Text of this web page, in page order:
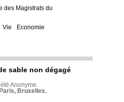
des Magistrats du
Vie Economie
sable non dégagé
Anonyme.
Bruxelles.